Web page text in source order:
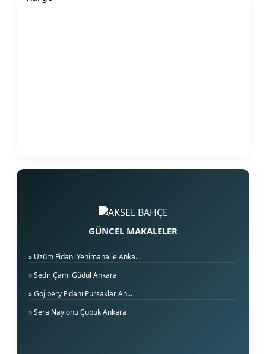
GÜNCEL MAKALELER
» Üzüm Fidanı Yenimahalle Anka...
» Sedir Çamı Güdül Ankara
» Gojibery Fidanı Pursaklar An...
» Sera Naylonu Çubuk Ankara